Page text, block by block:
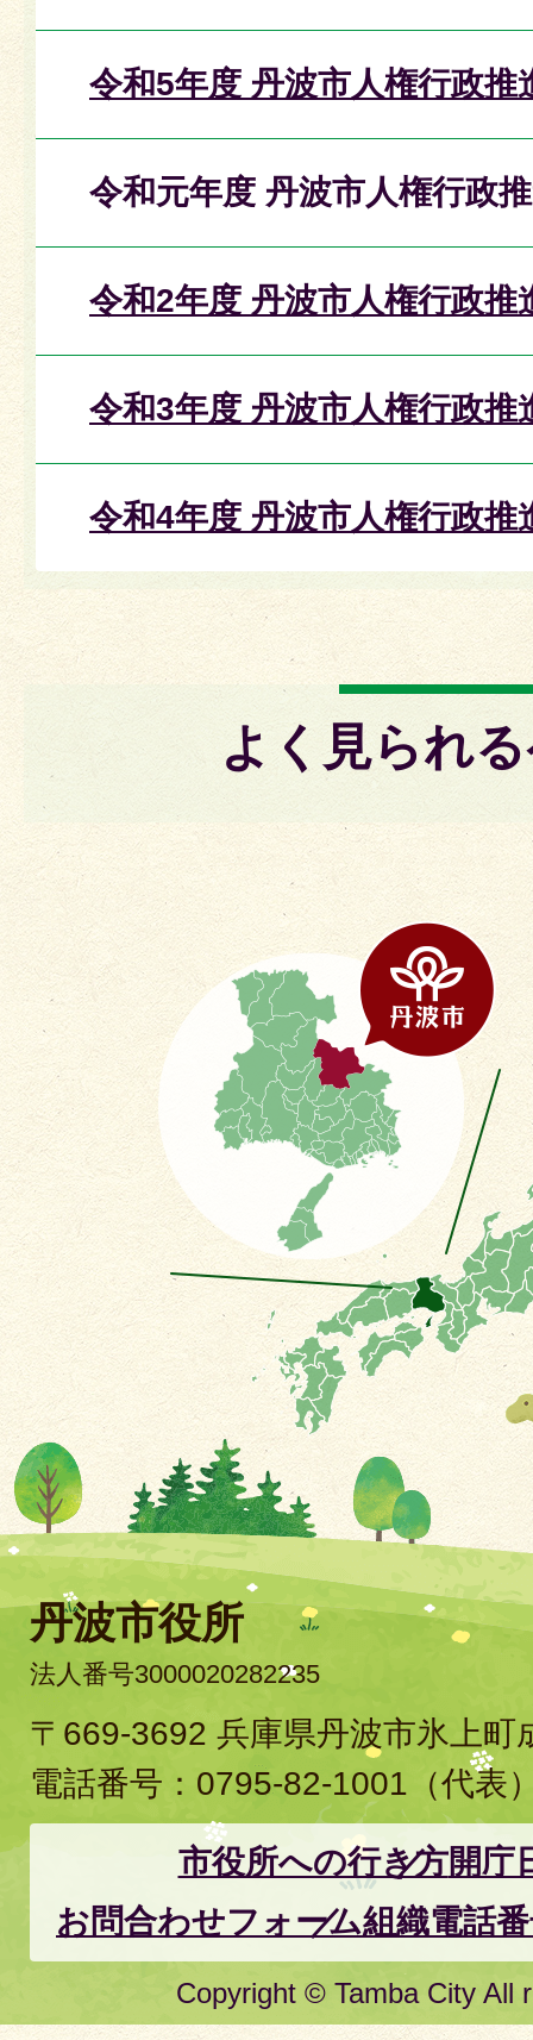
令和5年度 丹波市人権行政推
令和元年度 丹波市人権行政
令和2年度 丹波市人権行政推
令和3年度 丹波市人権行政推
令和4年度 丹波市人権行政推
よく見られ
丹波市役所
法人番号3000020282235
〒669-3692 兵庫県丹波市氷上町
電話番号： 0795-82-1001 （代表
市役所への行き方開庁
お問合わせフォーム組織電話
Copyright © Tamba City All